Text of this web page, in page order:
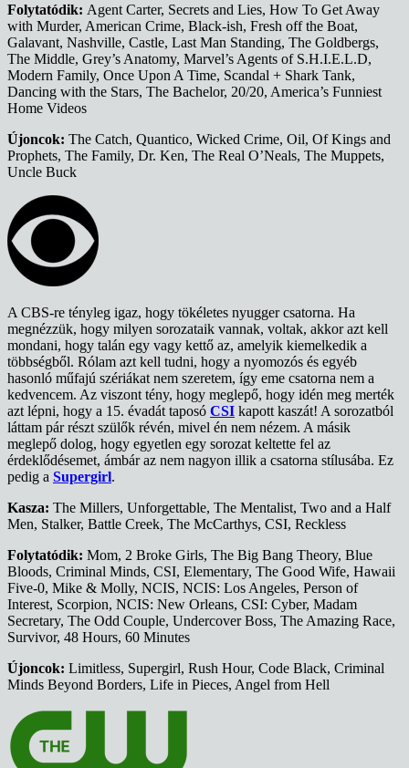
Folytatódik: Agent Carter, Secrets and Lies, How To Get Away
with Murder, American Crime, Black-ish, Fresh off the Boat,
Galavant, Nashville, Castle, Last Man Standing, The Goldbergs,
The Middle, Grey’s Anatomy, Marvel’s Agents of S.H.I.E.L.D,
Modern Family, Once Upon A Time, Scandal + Shark Tank,
Dancing with the Stars, The Bachelor, 20/20, America’s Funniest
Home Videos
Újoncok: The Catch, Quantico, Wicked Crime, Oil, Of Kings and
Prophets, The Family, Dr. Ken, The Real O’Neals, The Muppets,
Uncle Buck
A CBS-re tényleg igaz, hogy tökéletes nyugger csatorna. Ha
megnézzük, hogy milyen sorozataik vannak, voltak, akkor azt kell
mondani, hogy talán egy vagy kettő az, amelyik kiemelkedik a
többségből. Rólam azt kell tudni, hogy a nyomozós és egyéb
hasonló műfajú szériákat nem szeretem, így eme csatorna nem a
kedvencem. Az viszont tény, hogy meglepő, hogy idén meg merték
azt lépni, hogy a 15. évadát taposó CSI kapott kaszát! A sorozatból
láttam pár részt szülők révén, mivel én nem nézem. A másik
meglepő dolog, hogy egyetlen egy sorozat keltette fel az
érdeklődésemet, ámbár az nem nagyon illik a csatorna stílusába. Ez
pedig a Supergirl.
Kasza: The Millers, Unforgettable, The Mentalist, Two and a Half
Men, Stalker, Battle Creek, The McCarthys, CSI, Reckless
Folytatódik: Mom, 2 Broke Girls, The Big Bang Theory, Blue
Bloods, Criminal Minds, CSI, Elementary, The Good Wife, Hawaii
Five-0, Mike & Molly, NCIS, NCIS: Los Angeles, Person of
Interest, Scorpion, NCIS: New Orleans, CSI: Cyber, Madam
Secretary, The Odd Couple, Undercover Boss, The Amazing Race,
Survivor, 48 Hours, 60 Minutes
Újoncok: Limitless, Supergirl, Rush Hour, Code Black, Criminal
Minds Beyond Borders, Life in Pieces, Angel from Hell